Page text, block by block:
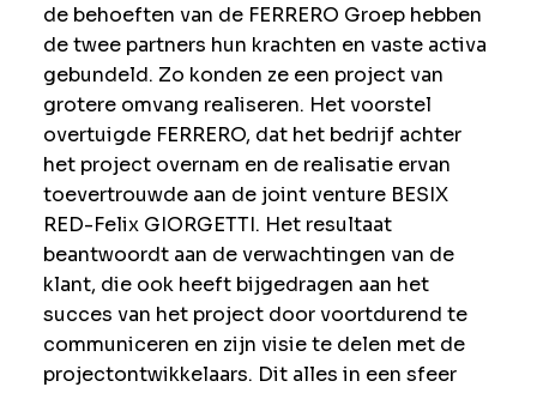
de behoeften van de FERRERO Groep hebben
de twee partners hun krachten en vaste activa
gebundeld. Zo konden ze een project van
grotere omvang realiseren. Het voorstel
overtuigde FERRERO, dat het bedrijf achter
het project overnam en de realisatie ervan
toevertrouwde aan de joint venture BESIX
RED-Felix GIORGETTI. Het resultaat
beantwoordt aan de verwachtingen van de
klant, die ook heeft bijgedragen aan het
succes van het project door voortdurend te
communiceren en zijn visie te delen met de
projectontwikkelaars. Dit alles in een sfeer